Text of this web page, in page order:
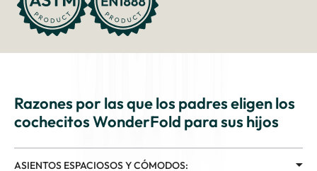
Razones por las que los padres eligen los
cochecitos WonderFold para sus hijos
ASIENTOS ESPACIOSOS Y CÓMODOS: